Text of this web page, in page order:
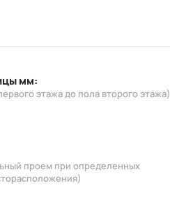
мм:
этажа до пола второго этажа)
проем при определенных